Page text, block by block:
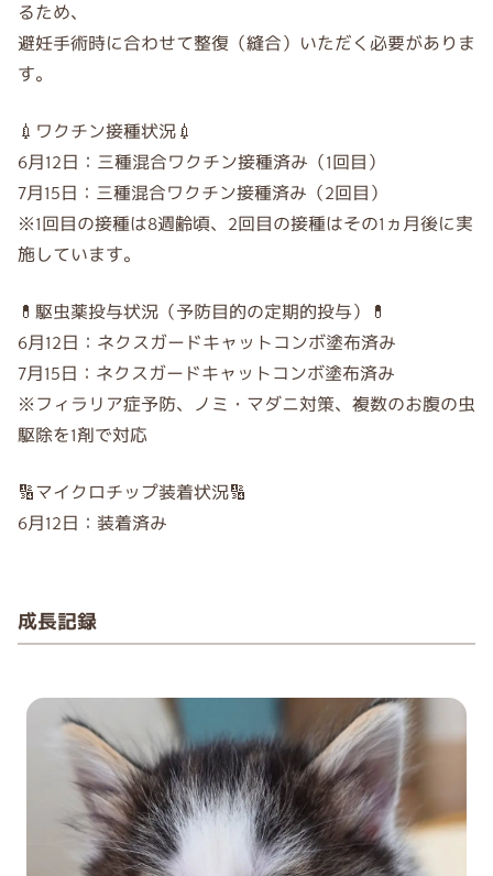
るため、
避妊手術時に合わせて整復（縫合）いただく必要がありま
す。
💉ワクチン接種状況💉
6月12日：三種混合ワクチン接種済み（1回目）
7月15日：三種混合ワクチン接種済み（2回目）
※1回目の接種は8週齢頃、2回目の接種はその1ヵ月後に実
施しています。
💊駆虫薬投与状況（予防目的の定期的投与）💊
6月12日：ネクスガードキャットコンボ塗布済み
7月15日：ネクスガードキャットコンボ塗布済み
※フィラリア症予防、ノミ・マダニ対策、複数のお腹の虫
駆除を1剤で対応
🔢マイクロチップ装着状況🔢
6月12日：装着済み
成長記録